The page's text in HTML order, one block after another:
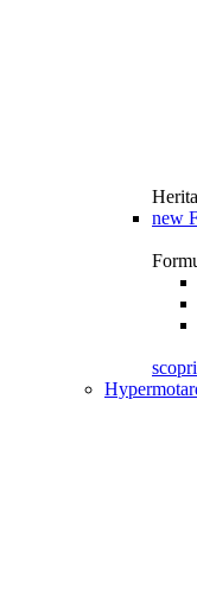
new